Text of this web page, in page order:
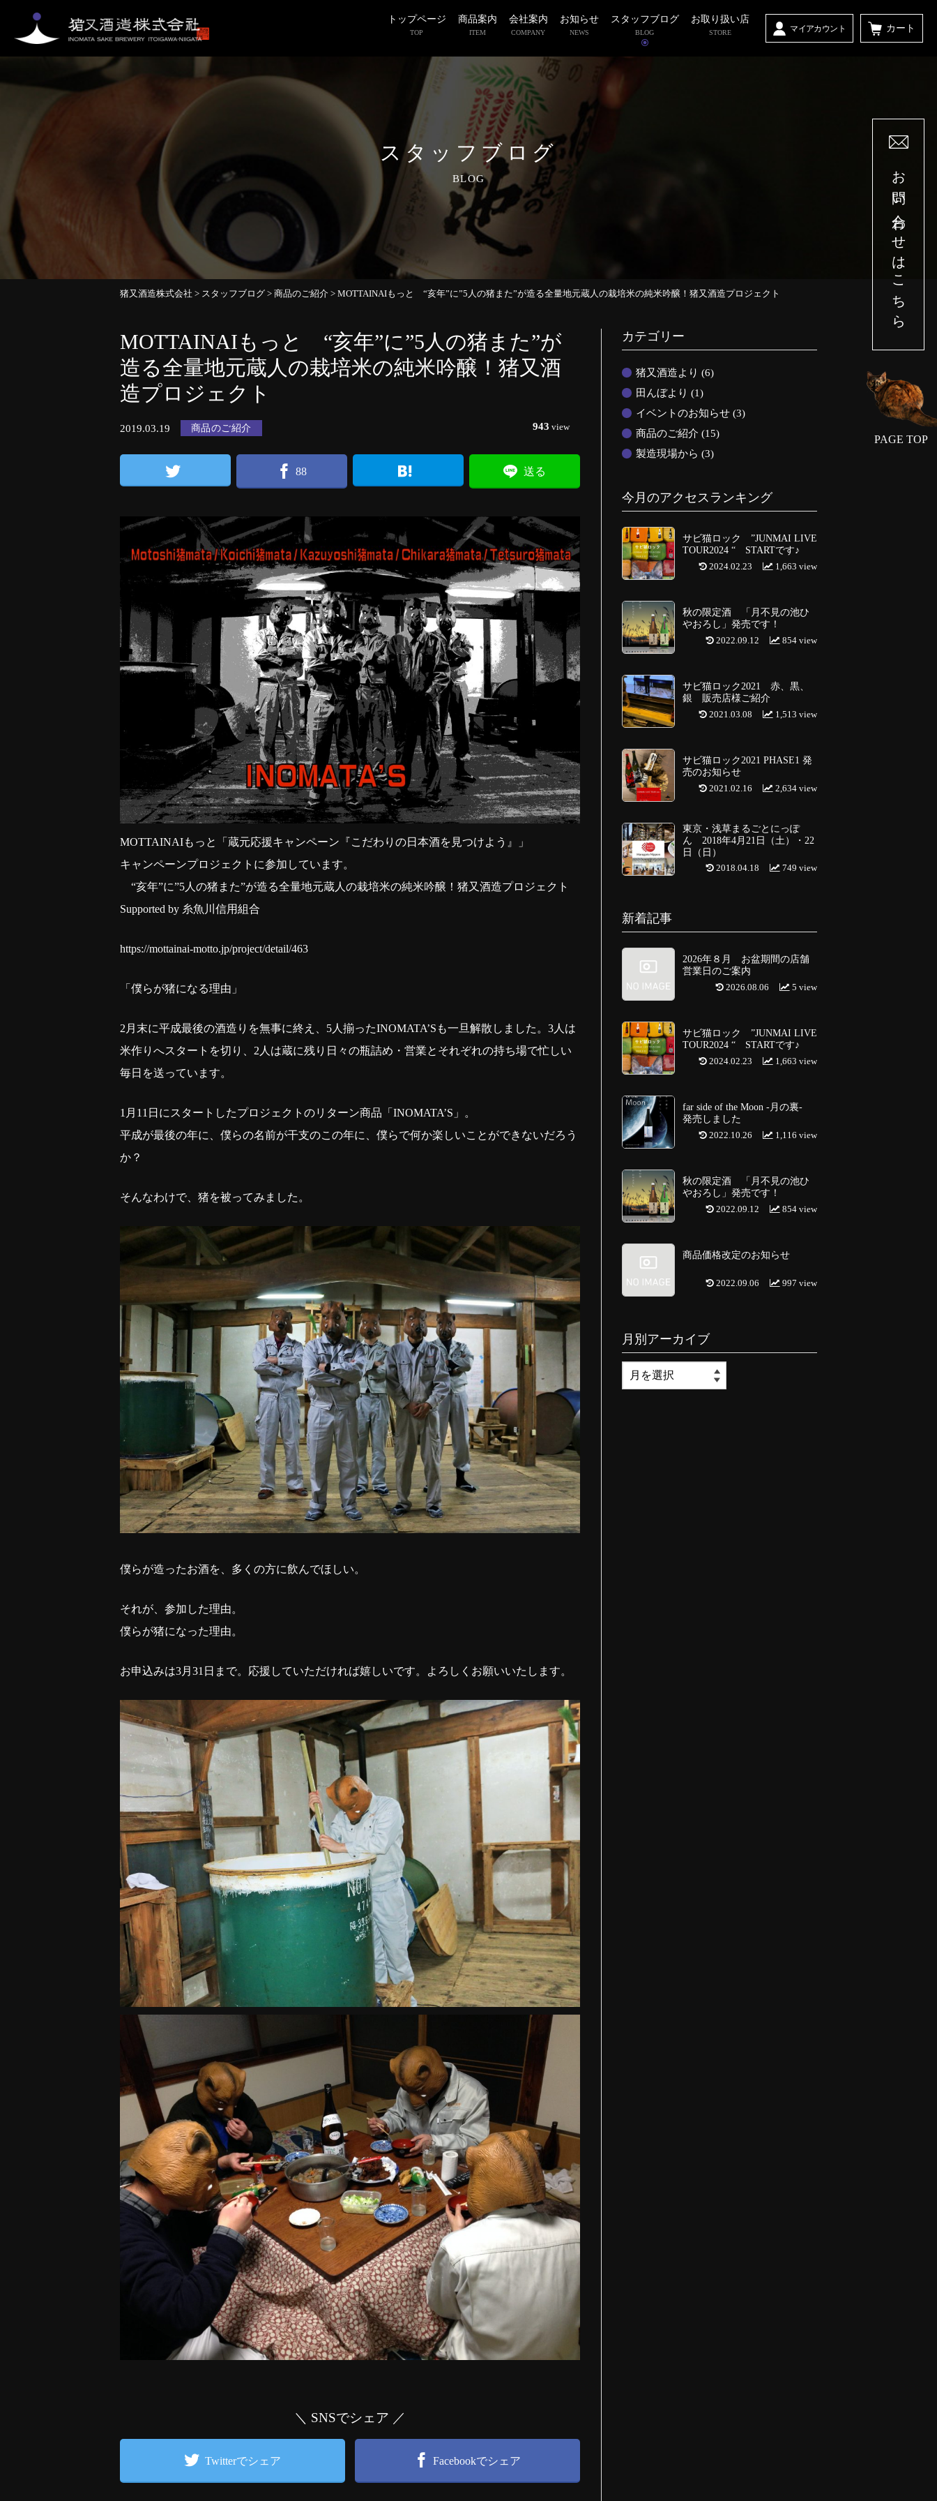
トップページ
TOP
商品案内
ITEM
会社案内
COMPANY
お知らせ
NEWS
スタッフブログ
BLOG
お取り扱い店
STORE マイアカウント カート
スタッフブログ
BLOG
猪又酒造株式会社 > スタッフブログ > 商品のご紹介 > MOTTAINAIもっと “亥年”に”5人の猪また”が造る全量地元蔵人の栽培米の純米吟醸！猪又酒造プロジェクト
MOTTAINAIもっと “亥年”に”5人の猪また”が
造る全量地元蔵人の栽培米の純米吟醸！猪又酒
造プロジェクト
2019.03.19 商品のご紹介 943 view
88 送る
MOTTAINAIもっと「蔵元応援キャンペーン『こだわりの日本酒を見つけよう』」
キャンペーンプロジェクトに参加しています。
“亥年”に”5人の猪また”が造る全量地元蔵人の栽培米の純米吟醸！猪又酒造プロジェクト
Supported by 糸魚川信用組合
https://mottainai-motto.jp/project/detail/463
「僕らが猪になる理由」
2月末に平成最後の酒造りを無事に終え、5人揃ったINOMATA’Sも一旦解散しました。3人は
米作りへスタートを切り、2人は蔵に残り日々の瓶詰め・営業とそれぞれの持ち場で忙しい
毎日を送っています。
1月11日にスタートしたプロジェクトのリターン商品「INOMATA’S」。
平成が最後の年に、僕らの名前が干支のこの年に、僕らで何か楽しいことができないだろう
か？
そんなわけで、猪を被ってみました。
僕らが造ったお酒を、多くの方に飲んでほしい。
それが、参加した理由。
僕らが猪になった理由。
お申込みは3月31日まで。応援していただければ嬉しいです。よろしくお願いいたします。
＼ SNSでシェア ／
Twitterでシェア Facebookでシェア
カテゴリー
猪又酒造より (6)
田んぼより (1)
イベントのお知らせ (3)
商品のご紹介 (15)
製造現場から (3)
今月のアクセスランキング
サビ猫ロック ”JUNMAI LIVE
TOUR2024 “ STARTです♪
1,663 view
2024.02.23
秋の限定酒 「月不見の池ひ
やおろし」発売です！
854 view
2022.09.12
サビ猫ロック2021 赤、黒、
銀 販売店様ご紹介
1,513 view
2021.03.08
サビ猫ロック2021 PHASE1 発
売のお知らせ
2,634 view
2021.02.16
東京・浅草まるごとにっぽ
ん 2018年4月21日（土）・22
日（日）
749 view
2018.04.18
新着記事
2026年８月 お盆期間の店舗
営業日のご案内
5 view
2026.08.06
サビ猫ロック ”JUNMAI LIVE
TOUR2024 “ STARTです♪
1,663 view
2024.02.23
far side of the Moon -月の裏-
発売しました
1,116 view
2022.10.26
秋の限定酒 「月不見の池ひ
やおろし」発売です！
854 view
2022.09.12
商品価格改定のお知らせ
997 view
2022.09.06
月別アーカイブ
お問い合わせはこちら
PAGE TOP